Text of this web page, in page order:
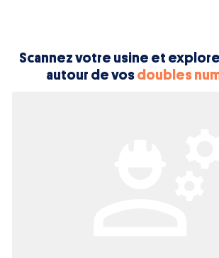
Scannez votre usine et
autour de vosdoubles